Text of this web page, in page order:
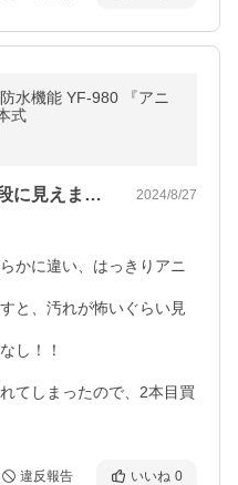
式
従来の紫外線ライトより格段に見えます！！ 2024/8/27
かに違い、はっきりアニ
と、汚れが怖いぐらい見
し！！
てしまったので、2本目買
違反報告 いいね 0